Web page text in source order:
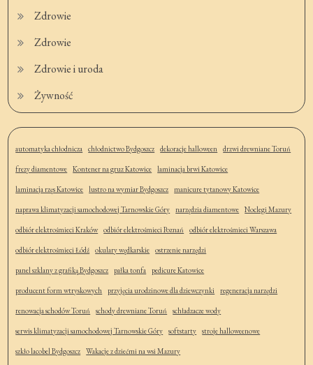
Zdrowie
Zdrowie
Zdrowie i uroda
Żywność
automatyka chłodnicza chłodnictwo Bydgoszcz dekoracje halloween drzwi drewniane Toruń
frezy diamentowe Kontener na gruz Katowice laminacja brwi Katowice
laminacja rzęs Katowice lustro na wymiar Bydgoszcz manicure tytanowy Katowice
naprawa klimatyzacji samochodowej Tarnowskie Góry narzędzia diamentowe Noclegi Mazury
odbiór elektrośmieci Kraków odbiór elektrośmieci Poznań odbiór elektrośmieci Warszawa
odbiór elektrośmieci Łódź okulary wędkarskie ostrzenie narzędzi
panel szklany z grafiką Bydgoszcz pałka tonfa pedicure Katowice
producent form wtryskowych przyjęcia urodzinowe dla dziewczynki regeneracja narzędzi
renowacja schodów Toruń schody drewniane Toruń schładzacze wody
serwis klimatyzacji samochodowej Tarnowskie Góry softstarty stroje halloweenowe
szkło lacobel Bydgoszcz Wakacje z dziećmi na wsi Mazury